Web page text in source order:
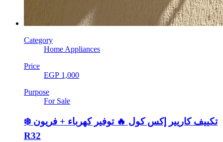
Category
Home Appliances
Price
EGP 1,000
Purpose
For Sale
❄️ تكييف كاريير إكس كول 🔥 توفير كهرباء + فريون
R32